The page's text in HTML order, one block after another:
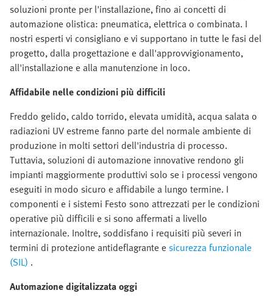
soluzioni pronte per l'installazione, fino ai concetti di
automazione olistica: pneumatica, elettrica o combinata. I
nostri esperti vi consigliano e vi supportano in tutte le fasi del
progetto, dalla progettazione e dall'approvvigionamento,
all'installazione e alla manutenzione in loco.
Affidabile nelle condizioni più difficili
Freddo gelido, caldo torrido, elevata umidità, acqua salata o
radiazioni UV estreme fanno parte del normale ambiente di
produzione in molti settori dell'industria di processo.
Tuttavia, soluzioni di automazione innovative rendono gli
impianti maggiormente produttivi solo se i processi vengono
eseguiti in modo sicuro e affidabile a lungo termine. I
componenti e i sistemi Festo sono attrezzati per le condizioni
operative più difficili e si sono affermati a livello
internazionale. Inoltre, soddisfano i requisiti più severi in
termini di protezione antideflagrante esicurezza funzionale
(SIL) .
Automazione digitalizzata oggi